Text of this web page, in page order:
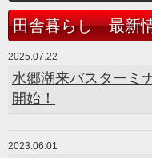
田舎暮らし 最新
2025.07.22
水郷潮来バスターミ
開始！
2023.06.01